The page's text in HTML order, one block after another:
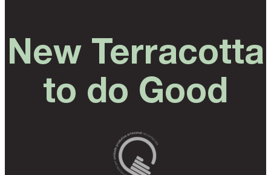
New Terracotta
to do Good